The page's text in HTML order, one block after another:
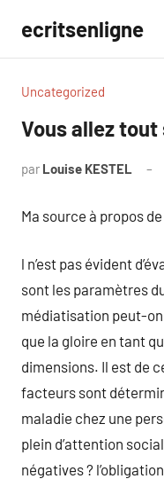
contenu
ecritsenligne
Uncategorized
Vous allez
par Louise KESTEL
Ma source à propos de
l n’est pas évident
sont les paramètres
médiatisation peut-on
que la gloire en tant
dimensions. Il est de
facteurs sont
maladie chez une
plein d’attention
négatives ?